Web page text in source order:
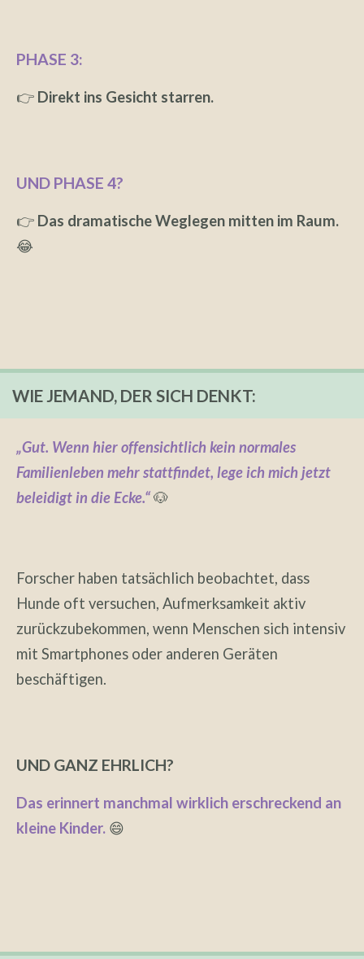
PHASE 3:
👉 Direkt ins Gesicht starren.
UND PHASE 4?
👉 Das dramatische Weglegen mitten im Raum.
😂
WIE JEMAND, DER SICH DENKT:
„Gut. Wenn hier offensichtlich kein normales
Familienleben mehr stattfindet, lege ich mich jetzt
beleidigt in die Ecke.“🐶
Forscher haben tatsächlich beobachtet, dass
Hunde oft versuchen, Aufmerksamkeit aktiv
zurückzubekommen, wenn Menschen sich intensiv
mit Smartphones oder anderen Geräten
beschäftigen.
UND GANZ EHRLICH?
Das erinnert manchmal wirklich erschreckend an
kleine Kinder. 😄